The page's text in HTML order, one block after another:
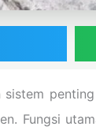
Fungsi